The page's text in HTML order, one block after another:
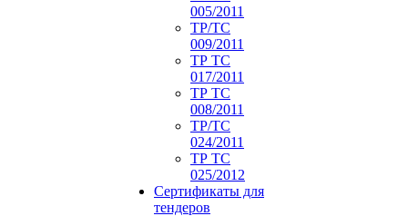
005/2011
ТР/ТС
009/2011
ТР ТС
017/2011
ТР ТС
008/2011
ТР/ТС
024/2011
ТР ТС
025/2012
Сертификаты для
тендеров